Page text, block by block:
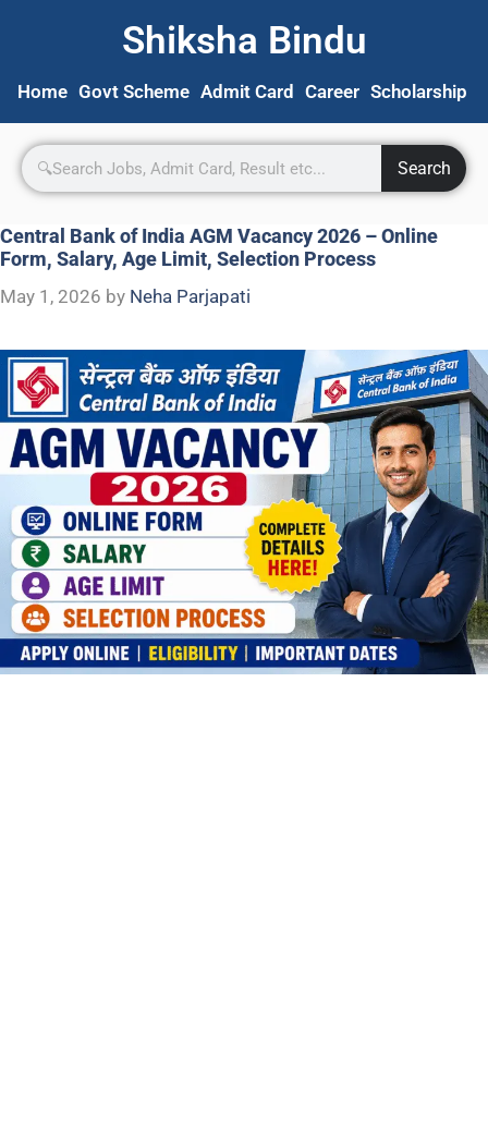
Shiksha Bindu
Home Govt Scheme Admit Card Career Scholarship
Search
Central Bank of India AGM Vacancy 2026 – Online
Form, Salary, Age Limit, Selection Process
May 1, 2026 by Neha Parjapati